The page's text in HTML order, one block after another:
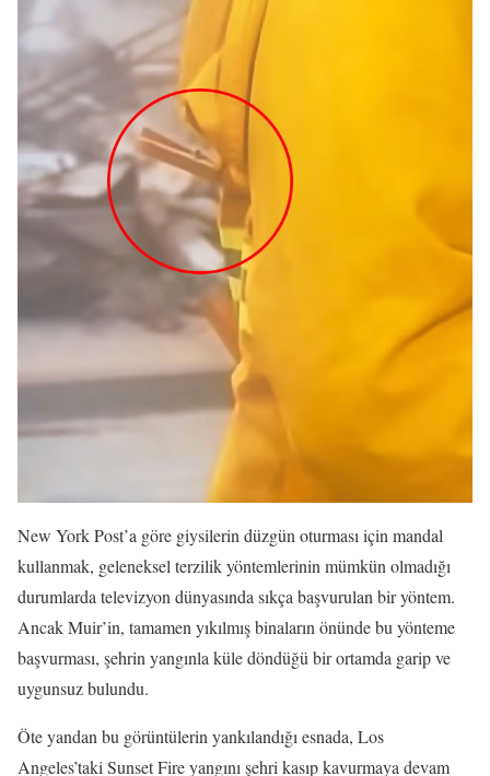
New York Post’a göre giysilerin düzgün oturması için mandal
kullanmak, geleneksel terzilik yöntemlerinin mümkün olmadığı
durumlarda televizyon dünyasında sıkça başvurulan bir yöntem.
Ancak Muir’in, tamamen yıkılmış binaların önünde bu yönteme
başvurması, şehrin yangınla küle döndüğü bir ortamda garip ve
uygunsuz bulundu.
Öte yandan bu görüntülerin yankılandığı esnada, Los
Angeles’taki Sunset Fire yangını şehri kasıp kavurmaya devam